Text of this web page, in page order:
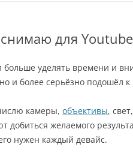
для
больше уделять времени и
и более серьёзно подошёл
камеры, объективы,
добиться желаемого
нужен каждый девайс.